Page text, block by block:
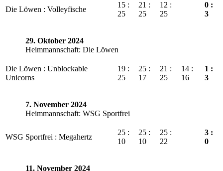
Die Löwen : Volleyfische
15 :
25
21 :
25
12 :
25
0 :
3
29. Oktober 2024
Heimmannschaft: Die Löwen
Die Löwen : Unblockable
Unicorns
19 :
25
25 :
17
21 :
25
14 :
16
1 :
3
7. November 2024
Heimmannschaft: WSG Sportfrei
WSG Sportfrei : Megahertz
25 :
10
25 :
10
25 :
22
3 :
0
11. November 2024